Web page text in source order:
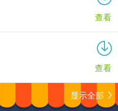
查看
查看
显示全部